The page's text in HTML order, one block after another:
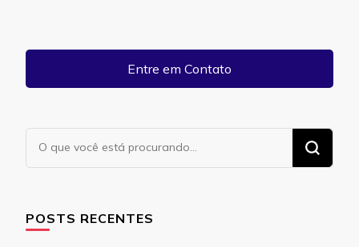
Entre em Contato
Procurando
algo?
POSTS RECENTES